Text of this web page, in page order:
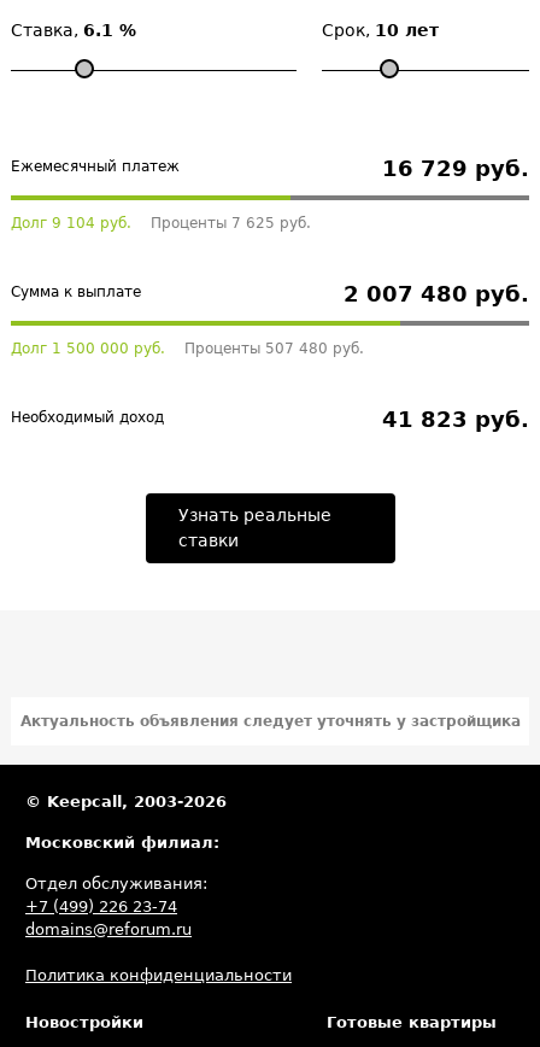
Ставка, 6.1 % Срок, 10 лет
Ежемесячный платеж 16 729 руб.
Долг 9 104 руб. Проценты 7 625 руб.
Сумма к выплате 2 007 480 руб.
Долг 1 500 000 руб. Проценты 507 480 руб.
Необходимый доход 41 823 руб.
Узнать реальные
ставки
Актуальность объявления следует уточнять у застройщика
© Keepcall, 2003-2026
Московский филиал:
Отдел обслуживания:
+7 (499) 226 23-74
domains@reforum.ru
Политика конфиденциальности
Новостройки Готовые квартиры